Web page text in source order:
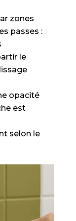
zones
passes :
le
opacité
est
selon le